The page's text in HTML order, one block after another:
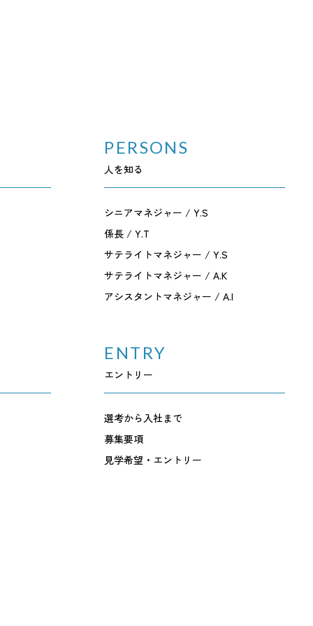
PERSONS
人を知る
シニアマネジャー / Y.S
係長 / Y.T
サテライトマネジャー / Y.S
サテライトマネジャー / A.K
アシスタントマネジャー / A.I
ENTRY
エントリー
選考から入社まで
募集要項
見学希望・エントリー